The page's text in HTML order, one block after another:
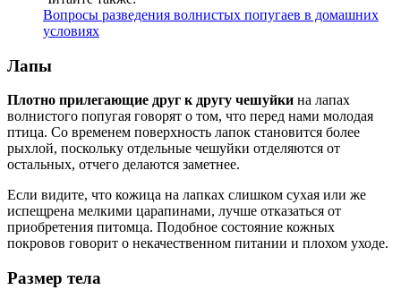
Вопросы разведения волнистых попугаев в домашних
условиях
Лапы
Плотно прилегающие друг к другу чешуйки на лапах
волнистого попугая говорят о том, что перед нами молодая
птица. Со временем поверхность лапок становится более
рыхлой, поскольку отдельные чешуйки отделяются от
остальных, отчего делаются заметнее.
Если видите, что кожица на лапках слишком сухая или же
испещрена мелкими царапинами, лучше отказаться от
приобретения питомца. Подобное состояние кожных
покровов говорит о некачественном питании и плохом уходе.
Размер тела